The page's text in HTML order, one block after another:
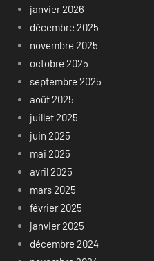
janvier 2026
décembre 2025
novembre 2025
octobre 2025
septembre 2025
août 2025
juillet 2025
juin 2025
mai 2025
avril 2025
mars 2025
février 2025
janvier 2025
décembre 2024